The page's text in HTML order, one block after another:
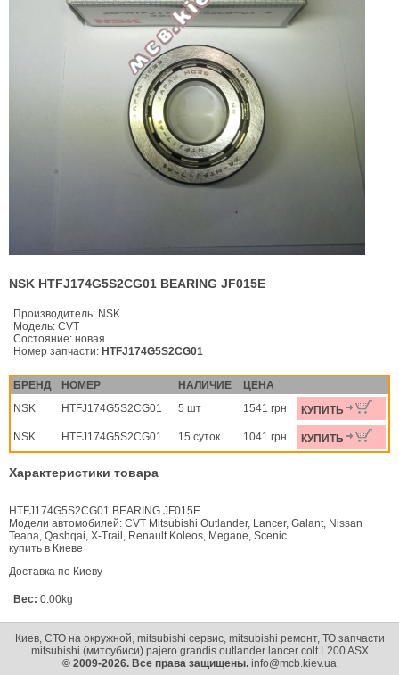
NSK HTFJ174G5S2CG01 BEARING JF015E
Производитель: NSK
Модель: CVT
Состояние: новая
Номер запчасти: HTFJ174G5S2CG01
БРЕНД НОМЕР НАЛИЧИЕ
ЦЕНА
NSK
HTFJ174G5S2CG01 5 шт 1541 грн КУПИТЬ
NSK HTFJ174G5S2CG01 15 суток 1041 грн КУПИТЬ
Характеристики товара
HTFJ174G5S2CG01 BEARING JF015E
Модели автомобилей: CVT Mitsubishi Outlander, Lancer, Galant, Nissan
Teana, Qashqai, X-Trail, Renault Koleos, Megane, Scenic
купить в Киеве
Доставка по Киеву
Вес: 0.00kg
Киев, СТО на окружной, mitsubishi сервис, mitsubishi ремонт, ТО запчасти
mitsubishi (митсубиси) pajero grandis outlander lancer colt L200 ASX
© 2009-2026. Все права защищены. info@mcb.kiev.ua